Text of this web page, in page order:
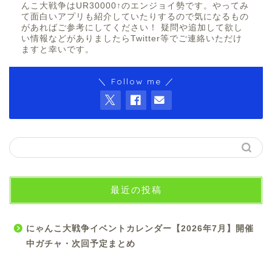
んこ大戦争はUR30000↑のエンジョイ勢です。やってみ
て面白いアプリも紹介していたりするので気になるもの
があればご参考にしてください！ 疑問や追加して欲し
い情報などがありましたらTwitter等でご連絡いただけ
ますと幸いです。
＼ Follow me ／
最近の投稿
にゃんこ大戦争イベントカレンダー【2026年7月】開催
中ガチャ・次回予定まとめ